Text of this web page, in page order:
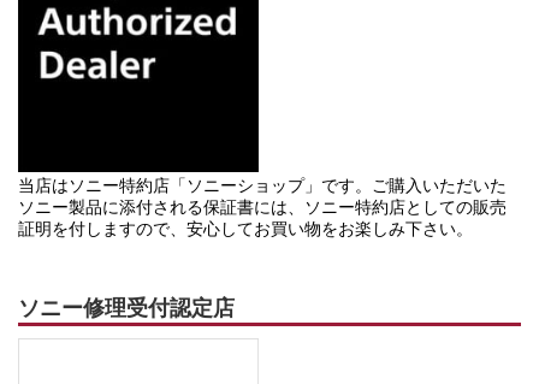
当店はソニー特約店「ソニーショップ」です。ご購入いただいた
ソニー製品に添付される保証書には、ソニー特約店としての販売
証明を付しますので、安心してお買い物をお楽しみ下さい。
ソニー修理受付認定店